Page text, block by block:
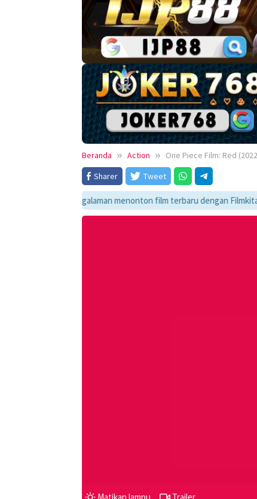
Beranda Action
One Piece Film: Red
Sharer
Tweet
pengalaman menonton film terbaru dengan Filmkita21!